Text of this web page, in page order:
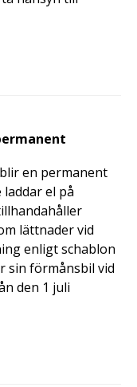
en permanent
el på
lättnader vid
enligt schablon
sin förmånsbil vid
den 1 juli